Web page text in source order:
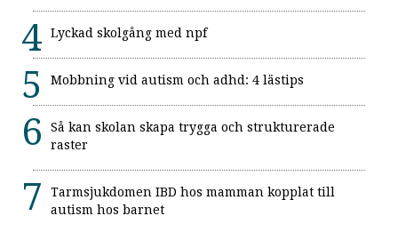
Lyckad skolgång med npf
Mobbning vid autism och adhd: 4 lästips
Så kan skolan skapa trygga och strukturerade
raster
Tarmsjukdomen IBD hos mamman kopplat till
autism hos barnet